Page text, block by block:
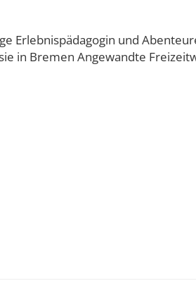
Erlebnispädagogin und
in Bremen Angewandte